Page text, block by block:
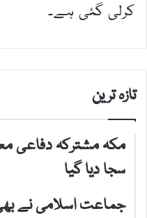
کرلی گئی ہے۔
تازہ ترین
مکہ مشترکہ دفاعی
سجا دیا گیا
جماعت اسلامی نے